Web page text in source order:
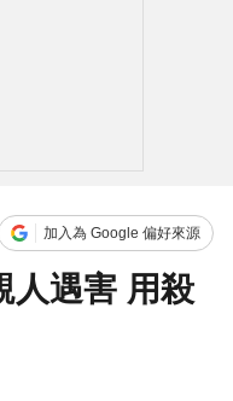
加入為 Google 偏好來源
人遇害 用殺